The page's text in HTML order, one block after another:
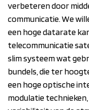
verbeteren door
communicatie. We
een hoge datarate
telecommunicatie
slim systeem wat
bundels, die ter
een hoge optische
modulatie